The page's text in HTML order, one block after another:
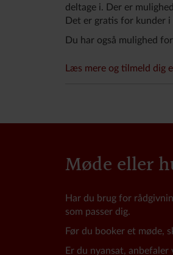
deltage i. Der er
Det er gratis for kunder
Du har også mulighed
Læs mere og tilmeld dig
Møde eller
Har du brug for
som passer dig.
Før du booker et møde,
Er du nyansat,